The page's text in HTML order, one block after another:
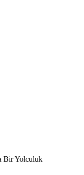
Bir Yolculuk